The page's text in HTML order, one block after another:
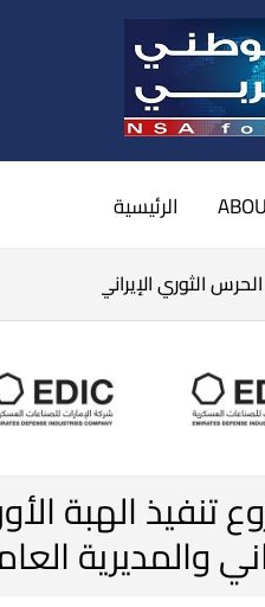
الرئيسية
الحرس الثوري الإيراني يتوعد
تنفيذ الهبة
والمديرية